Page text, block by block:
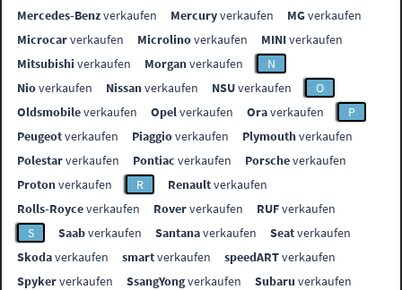
Mercedes-Benzverkaufen Mercuryverkaufen MGverkaufen
Microcarverkaufen Microlinoverkaufen MINIverkaufen
Mitsubishi verkaufen Morganverkaufen
N
Nioverkaufen Nissanverkaufen NSUverkaufen
O
Oldsmobileverkaufen Opelverkaufen Oraverkaufen
P
Peugeotverkaufen Piaggioverkaufen Plymouthverkaufen
Polestarverkaufen Pontiac verkaufen Porscheverkaufen
Protonverkaufen R Renaultverkaufen
Rolls-Royceverkaufen Roververkaufen RUFverkaufen
S
Saabverkaufen Santanaverkaufen Seatverkaufen
Skodaverkaufen smartverkaufen speedARTverkaufen
Spykerverkaufen SsangYongverkaufen Subaru verkaufen